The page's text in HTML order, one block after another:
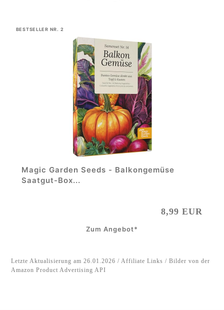
BESTSELLER NR. 2
Magic Garden Seeds - Balkongemüse
Saatgut-Box...
8,99 EUR
Zum Angebot*
Letzte Aktualisierung am 26.01.2026 / Affiliate Links / Bilder von der
Amazon Product Advertising API